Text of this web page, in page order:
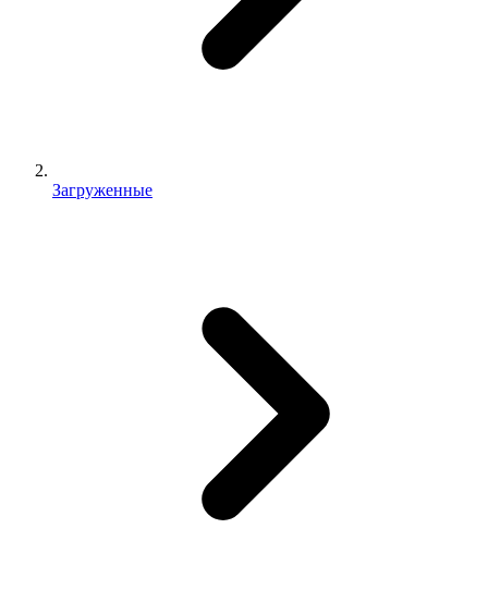
Загруженные